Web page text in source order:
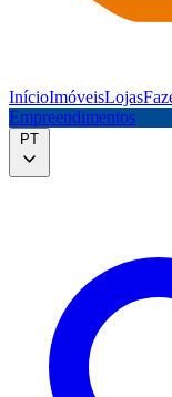
InícioImóveisLojas
Empreendimentos